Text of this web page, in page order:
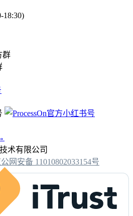
18:30)
术有限公司
网安备 11010802033154号